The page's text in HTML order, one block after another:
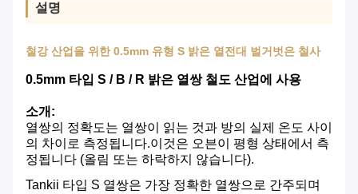
설명
철강 산업을 위한 0.5mm 유형 S 밝은 열전대 벌거벗은 철사
0.5mm 타입 S / B / R 밝은 열쌍 철도 산업에 사용
소개:
열쌍의 정확도는 열쌍이 읽는 것과 방의 실제 온도 사이
의 차이로 측정됩니다.이것은 오븐이 평형 상태에서 측
정됩니다 (올림 또는 하락하지 않습니다).
Tankii 타입 S 열쌍은 가장 정확한 열쌍으로 간주되며